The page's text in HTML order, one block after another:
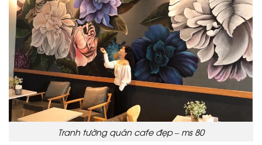
Tranh tường quán cafe đẹp – ms 80